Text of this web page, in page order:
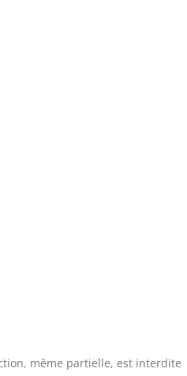
même partielle, est interdite